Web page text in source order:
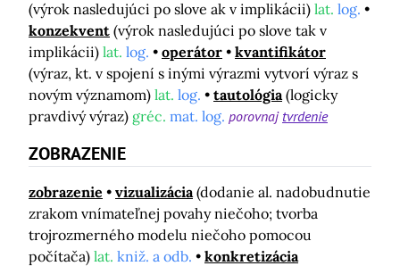
(výrok nasledujúci po slove ak v implikácii) lat. log.
konzekvent (výrok nasledujúci po slove tak v
implikácii) lat. log. operátor
kvantifikátor
(výraz, kt. v spojení s inými výrazmi vytvorí výraz s
novým významom) lat. log. tautológia (logicky
pravdivý výraz) gréc. mat. log. porovnaj tvrdenie
ZOBRAZENIE
zobrazenie vizualizácia (dodanie al. nadobudnutie
zrakom vnímateľnej povahy niečoho; tvorba
trojrozmerného modelu niečoho pomocou
počítača) lat. kniž. a odb.
konkretizácia